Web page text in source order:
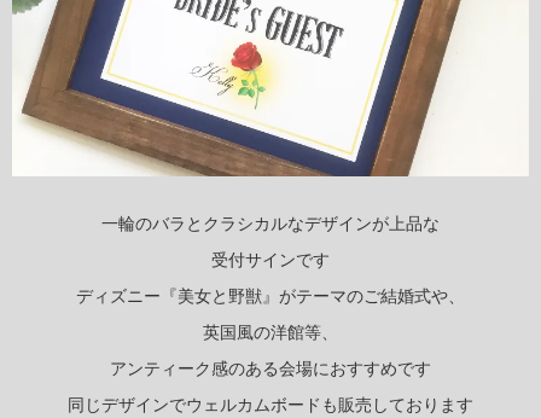
一輪のバラとクラシカルなデザインが上品な
受付サインです
ディズニー『美女と野獣』がテーマのご結婚式や、
英国風の洋館等、
アンティーク感のある会場におすすめです
同じデザインでウェルカムボードも販売しております